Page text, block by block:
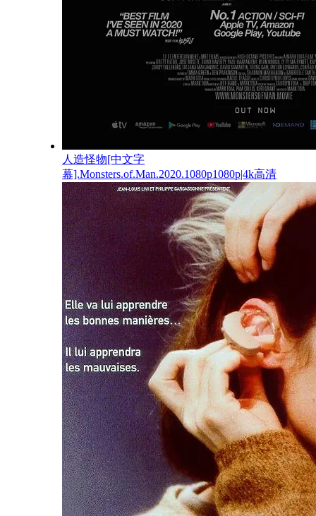
人造怪物[中文字
幕].Monsters.of.Man.2020.1080p1080p|4k高清